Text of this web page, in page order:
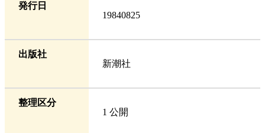
発行日
19840825
出版社
新潮社
整理区分
1 公開